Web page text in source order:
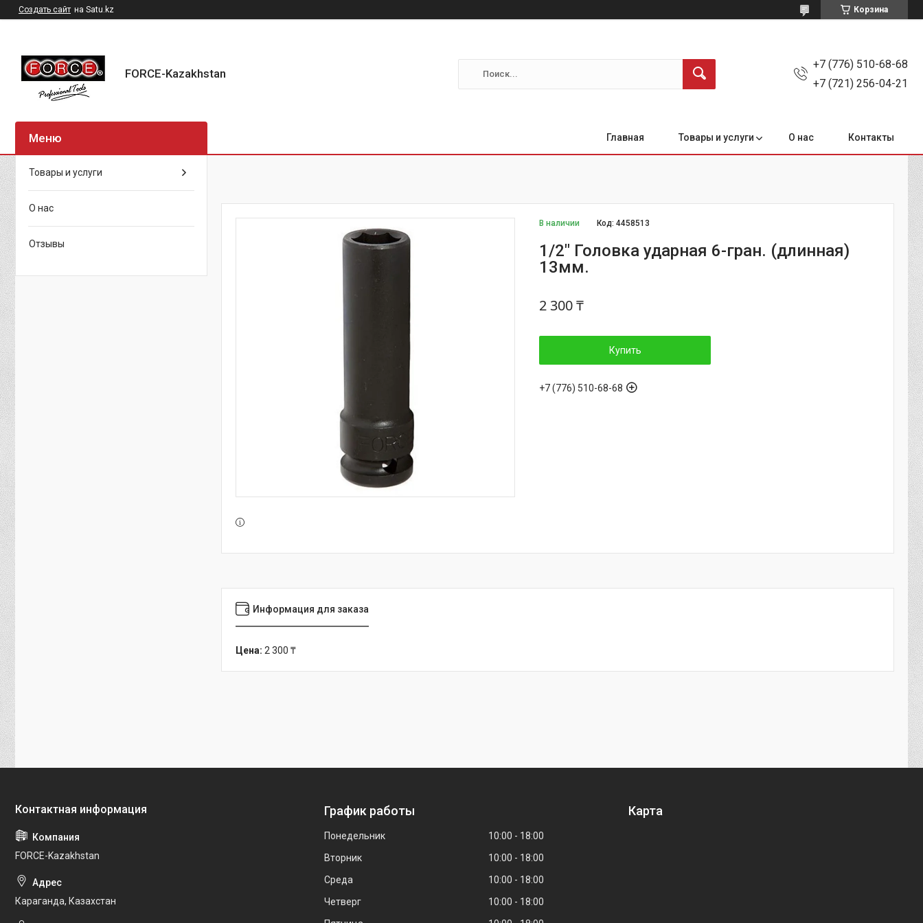
Создать сайт на Satu.kz Корзина
FORCE-Kazakhstan
+7 (776) 510-68-68
+7 (721) 256-04-21
Главная Товары и услуги О нас Контакты
В наличии Код:4458513
1/2" Головка ударная 6-гран. (длинная)
13мм.
2 300 ₸
Купить
+7 (776) 510-68-68
Информация для заказа
Цена: 2 300 ₸
Товары и услуги
О нас
Отзывы
FORCE-Kazakhstan
Караганда, Казахстан
График работы
Понедельник 10:00
18:00
Вторник
10:00
18:00
Среда
10:00
18:00
Четверг
10:00
18:00
Карта